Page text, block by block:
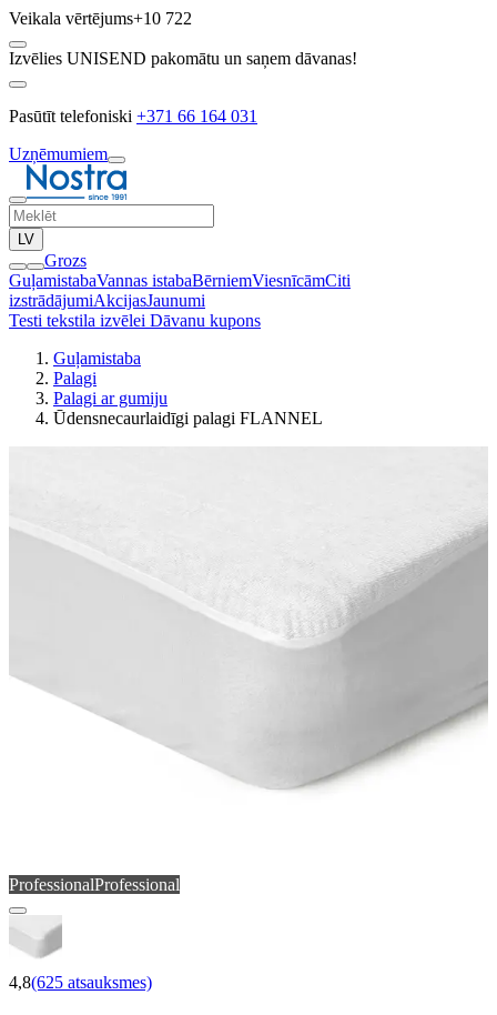
Veikala vērtējums+10 722
Izvēlies UNISEND pakomātu un saņem dāvanas!
Pasūtīt telefoniski +371 66 164 031
Uzņēmumiem
LV
Grozs
GuļamistabaVannas istabaBērniemViesnīcāmCiti
izstrādājumiAkcijasJaunumi
Testi tekstila izvēlei Dāvanu kupons
Guļamistaba
Palagi
Palagi ar gumiju
Ūdensnecaurlaidīgi palagi FLANNEL
ProfessionalProfessional
4,8(625 atsauksmes)